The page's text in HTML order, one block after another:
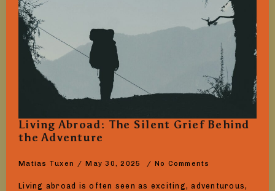
Living Abroad: The Silent Grief Behind
the Adventure
Matias Tuxen May 30, 2025 No Comments
Living abroad is often seen as exciting, adventurous,